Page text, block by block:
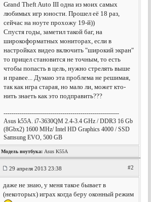
Grand Theft Auto III одна из моих самых
любимых игр юности. Прошел её 18 раз,
сейчас на ноуте прохожу 19-й))
Спустя годы, заметил такой баг, на
широкоформатных мониторах, если в
настройках видео включить "широкий экран"
то прицел становится не точным, то есть
чтобы попасть в цель, нужно стрелять выше
и правее... Думаю эта проблема не решимая,
так как игра старая, но мало ли, может кто-
нить знаеть как это подправить???
---------------------------------------------------------
Asus k55A. i7-3630QM 2.4-3.4 GHz / DDR3 16 Gb
(8Gbx2) 1600 MHz/ Intel HD Graphics 4000 / SSD
Samsung EVO, 500 GB
Модель ноутбука: Asus K55A
29 апреля 2013 23:38 #2
даже не знаю, у меня такое бывает в
(некоторых) играх когда беру оконный режим